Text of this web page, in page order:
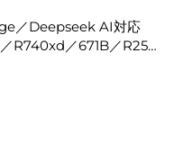
／Deepseek AI対応
R740xd／671B／R250